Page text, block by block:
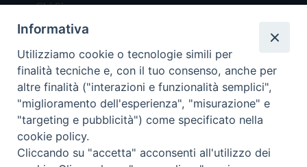
Chi Siamo
Redazione
Scrivici
Copyright © 2019 - Tutti i diritti riservati - Vita
Trentina Editrice
Informativa
Utilizziamo cookie o tecnologie simili per
finalità tecniche e, con il tuo consenso, anche per
altre finalità ("interazioni e funzionalità semplici",
"miglioramento dell'esperienza", "misurazione" e
"targeting e pubblicità") come specificato nella
cookie policy.
Cliccando su "accetta" acconsenti all'utilizzo dei